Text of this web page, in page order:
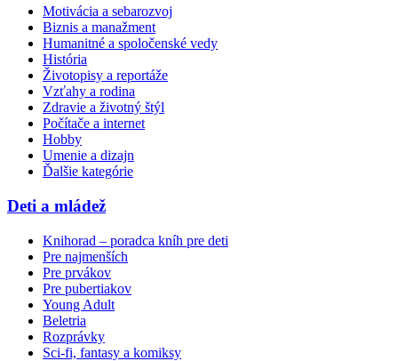
Motivácia a sebarozvoj
Biznis a manažment
Humanitné a spoločenské vedy
História
Životopisy a reportáže
Vzťahy a rodina
Zdravie a životný štýl
Počítače a internet
Hobby
Umenie a dizajn
Ďalšie kategórie
Deti a mládež
Knihorad – poradca kníh pre deti
Pre najmenších
Pre prvákov
Pre pubertiakov
Young Adult
Beletria
Rozprávky
Sci-fi, fantasy a komiksy